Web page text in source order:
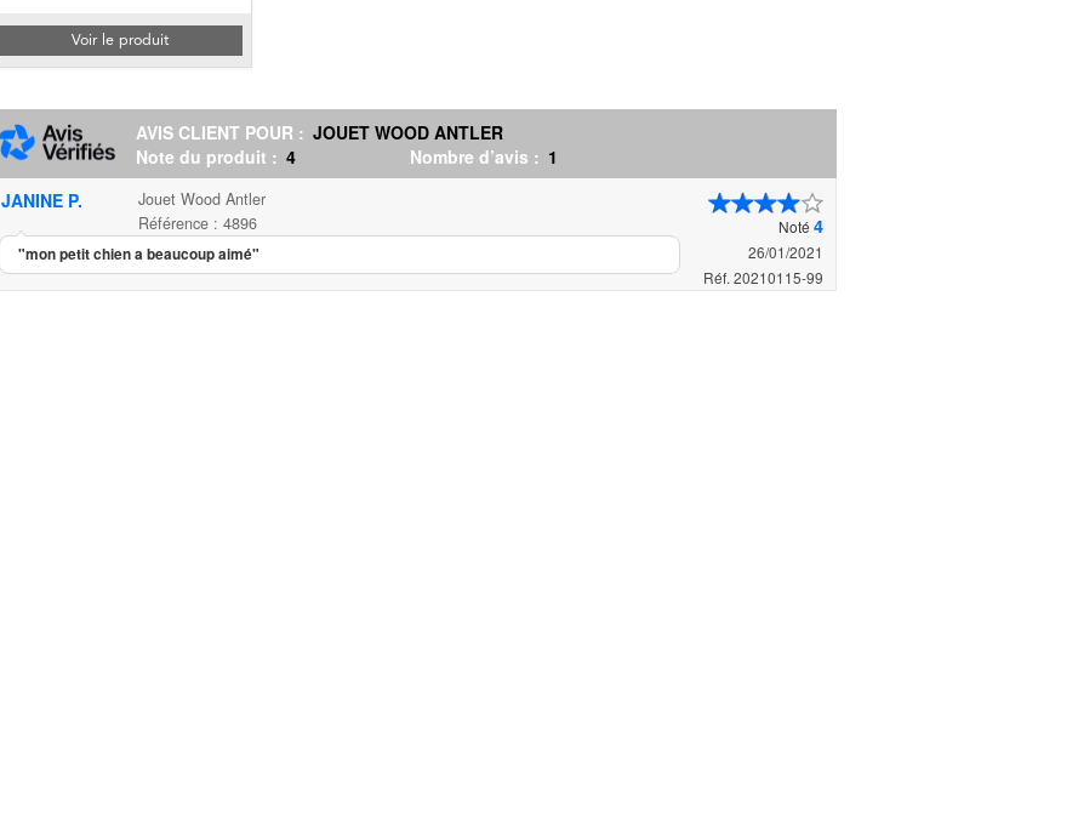
Voir le produit
AVIS CLIENT POUR : JOUET WOOD ANTLER
Note du produit : 4 Nombre d’avis : 1
Noté 4
26/01/2021
Réf. 20210115-99
JANINE P.
Jouet Wood Antler
Référence : 4896
"mon petit chien a beaucoup aimé"